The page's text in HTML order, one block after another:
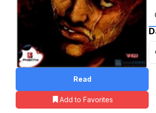
Read
Add to Favorites